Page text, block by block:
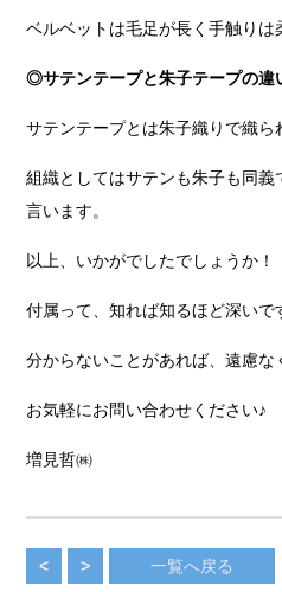
ベルベットは毛足が長く手触りは
◎サテンテープと朱子テープの
サテンテープとは朱子織りで織
組織としてはサテンも朱子も同
言います。
以上、いかがでしたでしょうか！
付属って、知れば知るほど深い
分からないことがあれば、遠慮
お気軽にお問い合わせください♪
増見哲㈱
< > 一覧へ戻る